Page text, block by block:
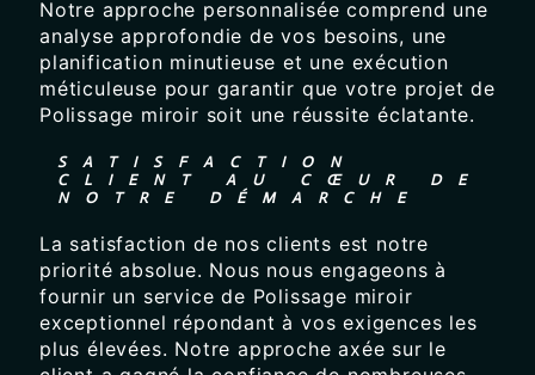
Notre approche personnalisée comprend une
analyse approfondie de vos besoins, une
planification minutieuse et une exécution
méticuleuse pour garantir que votre projet de
Polissage miroir soit une réussite éclatante.
SATISFACTION
CLIENT AU CŒUR DE
NOTRE DÉMARCHE
La satisfaction de nos clients est notre
priorité absolue. Nous nous engageons à
fournir un service de Polissage miroir
exceptionnel répondant à vos exigences les
plus élevées. Notre approche axée sur le